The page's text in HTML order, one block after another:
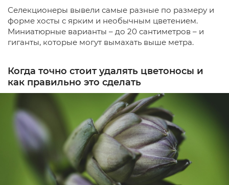
Селекционеры вывели самые разные по размеру и
форме хосты с ярким и необычным цветением.
Миниатюрные варианты – до 20 сантиметров – и
гиганты, которые могут вымахать выше метра.
Когда точно стоит удалять цветоносы и
как правильно это сделать